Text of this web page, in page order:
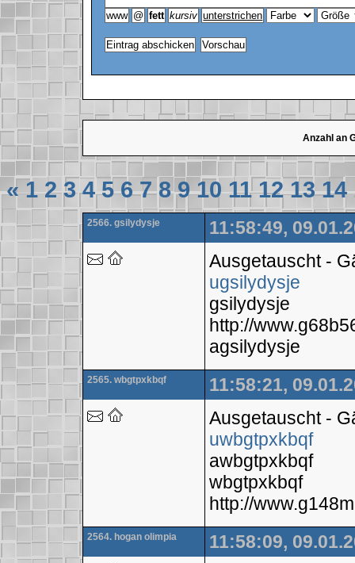
Anzahl an
« 1 2 3 4 5 6 7 8 9 10 11 12 13 14
2566. gsilydysje
11:58:49,
Ausgetauscht -
ugsilydysje
gsilydysje
http://
agsilydysje
2565. wbgtpxkbqf
11:58:21,
Ausgetauscht -
uwbgtpxkbqf
awbgtpxkbqf
wbgtpxkbqf
http://
2564. hogan olimpia
11:58:09,